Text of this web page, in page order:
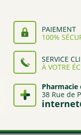
PAIEMENT
100%
SERVICE
À VOTRE
Pharmacie
38 Rue de